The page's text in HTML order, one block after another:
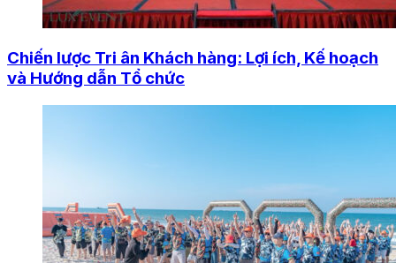
Chiến lược Tri ân Khách hàng: Lợi ích, Kế hoạch
và Hướng dẫn Tổ chức